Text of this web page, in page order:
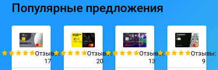
Популярные предложения
Отзывы:
17
Отзывы:
20
Отзывы:
13
Отзывы:
9